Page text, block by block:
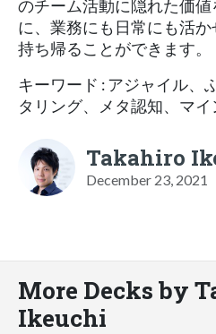
のチーム活動に隠れた価
に、業務にも日常にも活
持ち帰ることができます。
キーワード : アジャイル、
タリング、メタ認知、マイ
Takahiro
December 23, 2021
More Decks by
Ikeuchi